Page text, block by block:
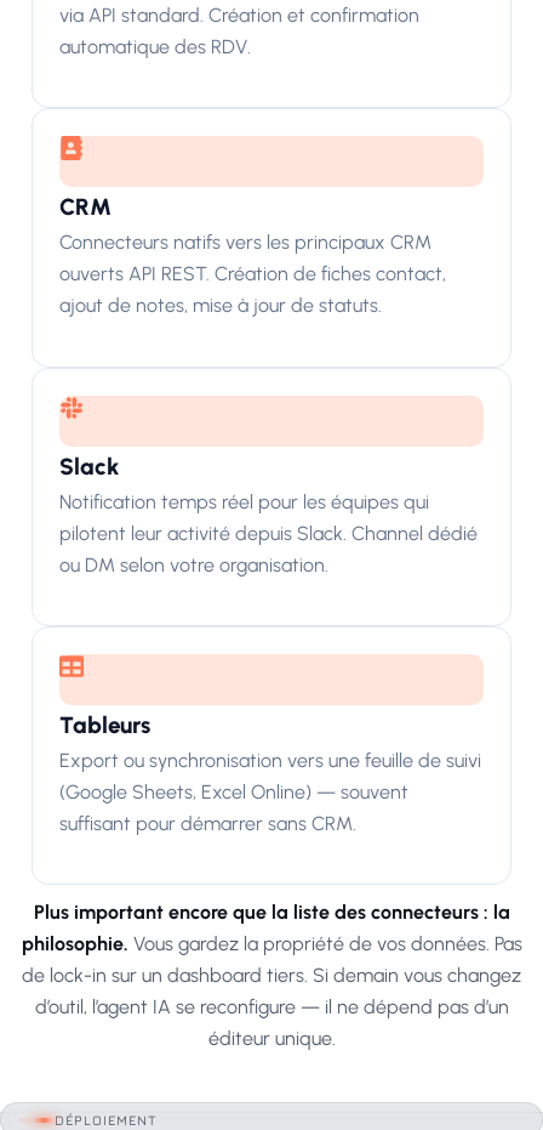
via API standard. Création et confirmation
automatique des RDV.
CRM
Connecteurs natifs vers les principaux CRM
ouverts API REST. Création de fiches contact,
ajout de notes, mise à jour de statuts.
Slack
Notification temps réel pour les équipes qui
pilotent leur activité depuis Slack. Channel dédié
ou DM selon votre organisation.
Tableurs
Export ou synchronisation vers une feuille de suivi
(Google Sheets, Excel Online) — souvent
suffisant pour démarrer sans CRM.
Plus important encore que la liste des connecteurs : la
philosophie. Vous gardez la propriété de vos données. Pas
de lock-in sur un dashboard tiers. Si demain vous changez
d’outil, l’agent IA se reconfigure — il ne dépend pas d’un
éditeur unique.
DÉPLOIEMENT